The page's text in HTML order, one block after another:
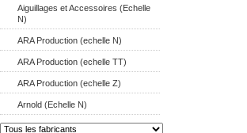
Aiguillages et Accessoires (Echelle
N)
ARA Production (echelle N)
ARA Production (echelle TT)
ARA Production (echelle Z)
Arnold (Echelle N)